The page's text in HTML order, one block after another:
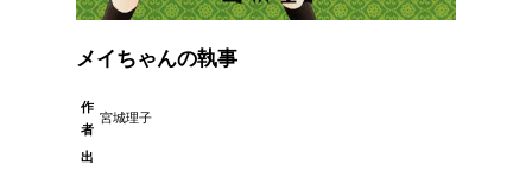
メイちゃんの執事
作
者
宮城理子
出